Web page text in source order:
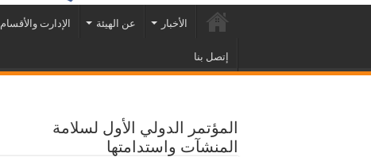
الأخبار عن الهيئة الإدارت والأقسام
إتصل بنا
المؤتمر الدولي الأول لسلامة
المنشآت واستدامتها